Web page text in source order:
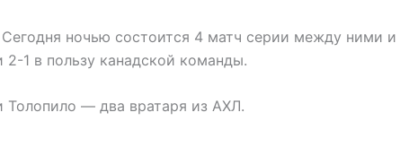
ночью состоится 4 матч серии между ними и
1 в пользу канадской команды.
Толопило — два вратаря из АХЛ.